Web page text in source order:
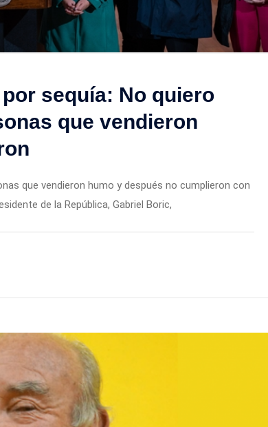
sequía: No quiero
que vendieron
que vendieron humo y después no cumplieron con
de la República, Gabriel Boric,